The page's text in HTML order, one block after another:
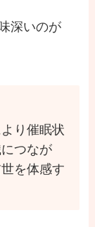
深いのが
り催眠状
つなが
を体感す